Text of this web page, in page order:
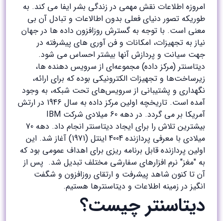
امروزه اطلاعات نقش مهمی در زندگی بشر ایفا می کند. به
طوریکه تصور دنیای فعلی بدون اطالاعات و تبادل آن بی
معنی است. با توجه به گسترش روزافزون داده ها در جهان
نیاز به تجهیزات، امکانات و فن آوری های پیشرفته در
جهت سیانت و پردازش آنها بیشتر احساس می شود.
دیتاسنتر (مرکز داده) مجموعه‌ای از سرویس دهنده ها،
زیرساخت‌ها و تجهیزات الکترونیکی بوده که برای ارائه،
نگهداری و پشتیبانی از سرویس‌های تحت شبکه، به وجود
آمده است. تاریخچه اولین مرکز داده به سال 1946 در ارتش
آمریکا بر می گردد. در دهه 60 میلادی شرکت IBM
بیشترین تلاش را برای ایجاد دیتاسنتر انجام داد. دهه 70
میلادی با معرفی پردازنده 4004 اینتل (1971) آغاز شد. این
اولین پردازنده قابل برنامه ریزی برای اهداف عمومی بود که
به "مغز" نرم افزارهای سفارشی مختلف تبدیل شد. پس از
آن تا کنون شاهد پیشرفت و ارتقای روزافزون و شگفت
انگیز در زمینه اطلاعات و دیتاسنترها هستیم.
دیتاسنتر چیست؟